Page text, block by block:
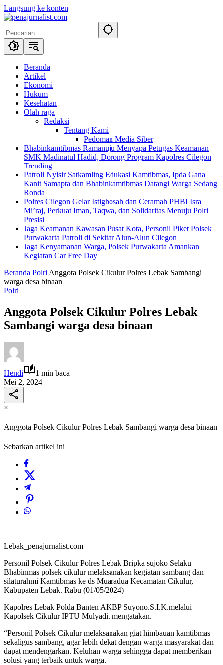
Langsung ke konten
Beranda
Artikel
Ekonomi
Hukum
Kesehatan
Olah raga
Redaksi
Tentang Kami
Pedoman Media Siber
Bhabinkamtibmas Ramanuju Menyapa Petugas Keamanan
SMK Madinatul Hadid, Dorong Program Kapolres Cilegon
Trending
Patroli Nyisir Satkamling Edukasi Kamtibmas, Ipda Gana
Kanit Samapta dan Bhabinkamtibmas Datangi Warga Sedang
Ronda
Polres Cilegon Gelar Istighosah dan Ceramah PHBI Isra
Mi’raj, Perkuat Iman, Taqwa, dan Solidaritas Menuju Polri
Presisi
Jaga Keamanan Kawasan Pusat Kota, Personil Piket Polsek
Purwakarta Patroli di Sekitar Alun-Alun Cilegon
Jaga Kenyamanan Warga, Polsek Purwakarta Amankan
Kegiatan Car Free Day
Beranda Polri Anggota Polsek Cikulur Polres Lebak Sambangi
warga desa binaan
Polri
Anggota Polsek Cikulur Polres Lebak
Sambangi warga desa binaan
Hendi
1 min baca
Mei 2, 2024
×
Anggota Polsek Cikulur Polres Lebak Sambangi warga desa binaan
Sebarkan artikel ini
Lebak_penajurnalist.com
Personil Polsek Cikulur Polres Lebak Bripka sujoko Selaku
Bhabinmas polsek cikulur melaksanakan kegiatan sambang dan
silaturahmi Kamtibmas ke ds Muaradua Kecamatan Cikulur,
Kabupaten Lebak. Rabu (01/05/2024)
Kapolres Lebak Polda Banten AKBP Suyono.S.I.K.melalui
Kapolsek Cikulur IPTU Mulyadi. mengatakan.
“Personil Polsek Cikulur melaksanakan giat himbauan kamtibmas
sekaligus sambang, agar lebih dekat dengan warga masyarakat dan
dapat mendengarkan. Keluhan warga sehingga dapat memberikan
solusi yang terbaik untuk warga.